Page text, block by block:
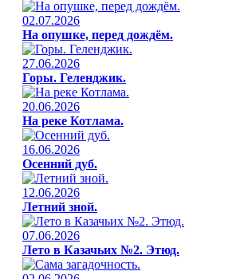
02.07.2026
На опушке, перед дождём.
27.06.2026
Горы. Геленджик.
20.06.2026
На реке Котлама.
16.06.2026
Осенний дуб.
12.06.2026
Летний зной.
07.06.2026
Лето в Казачьих №2. Этюд.